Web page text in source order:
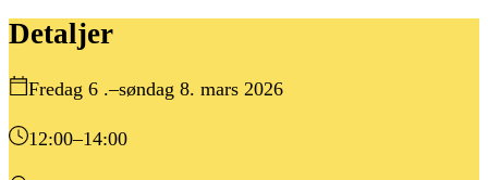
Detaljer
Fredag 6 .–søndag 8. mars 2026
12:00–14:00